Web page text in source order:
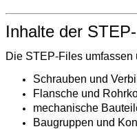
Inhalte der
Die STEP-Files umfassen
Schrauben und
Flansche und
mechanische
Baugruppen und